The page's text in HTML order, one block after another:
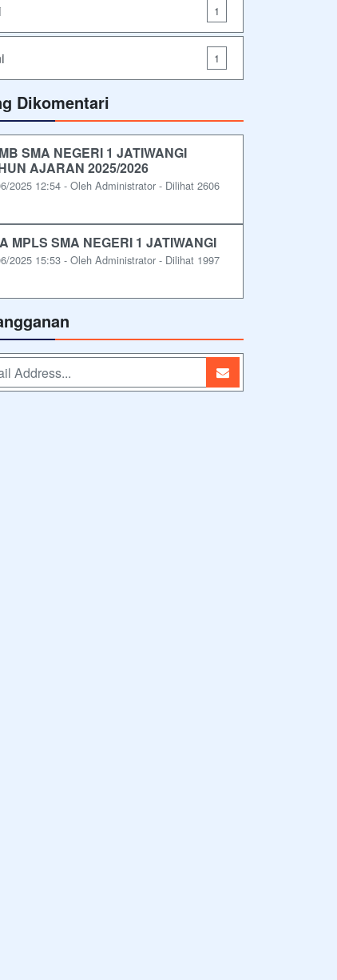
1
1
Dikomentari
SMA NEGERI 1 JATIWANGI
AJARAN 2025/2026
2025 12:54 - Oleh Administrator - Dilihat 2606
MPLS SMA NEGERI 1 JATIWANGI
2025 15:53 - Oleh Administrator - Dilihat 1997